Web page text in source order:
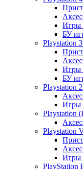
Игры
БУ
Playstation
Игры
БУ
Playstation
Игры
Playstation
Playstation
Игры
PlayStation